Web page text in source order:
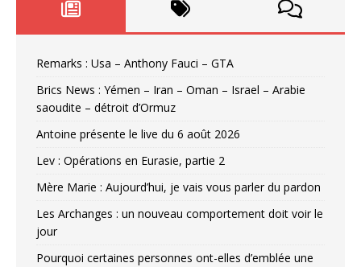
Remarks : Usa – Anthony Fauci – GTA
Brics News : Yémen – Iran – Oman – Israel – Arabie
saoudite – détroit d’Ormuz
Antoine présente le live du 6 août 2026
Lev : Opérations en Eurasie, partie 2
Mère Marie : Aujourd’hui, je vais vous parler du pardon
Les Archanges : un nouveau comportement doit voir le
jour
Pourquoi certaines personnes ont-elles d’emblée une